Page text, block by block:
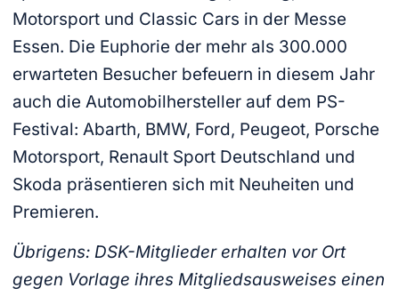
Motorsport und Classic Cars in der Messe
Essen. Die Euphorie der mehr als 300.000
erwarteten Besucher befeuern in diesem Jahr
auch die Automobilhersteller auf dem PS-
Festival: Abarth, BMW, Ford, Peugeot, Porsche
Motorsport, Renault Sport Deutschland und
Skoda präsentieren sich mit Neuheiten und
Premieren.
Übrigens: DSK-Mitglieder erhalten vor Ort
gegen Vorlage ihres Mitgliedsausweises einen